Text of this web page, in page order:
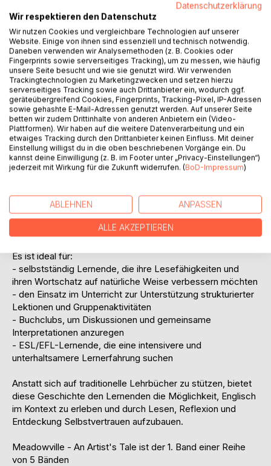
It is ideal for:
- Independent learners looking to improve their reading and
vocabulary in a natural way
- Classroom use, supporting structured lessons and group
activities
- Book clubs, encouraging discussion and shared
interpretation
- ESL / EFL students seeking a more immersive and
enjoyable learning experience
- Rather than relying on traditional textbooks, this story
offers learners the opportunity to experience English in
context, building confidence through reading, reflection,
and discovery.
Dieses Buch richtet sich an Englischlernende der Stufe
B1+, die ihre Sprachkenntnisse anhand von sinnvollen und
ansprechenden Inhalten ausbauen möchten.
Es ist ideal für:
- selbstständig Lernende, die ihre Lesefähigkeiten und
ihren Wortschatz auf natürliche Weise verbessern möchten
- den Einsatz im Unterricht zur Unterstützung strukturierter
Lektionen und Gruppenaktivitäten
- Buchclubs, um Diskussionen und gemeinsame
Interpretationen anzuregen
- ESL/EFL-Lernende, die eine intensivere und
unterhaltsamere Lernerfahrung suchen
Anstatt sich auf traditionelle Lehrbücher zu stützen, bietet
diese Geschichte den Lernenden die Möglichkeit, Englisch
im Kontext zu erleben und durch Lesen, Reflexion und
Entdeckung Selbstvertrauen aufzubauen.
Meadowville - An Artist's Tale ist der 1. Band einer Reihe
von 5 Bänden
Datenschutzerklärung
Wir respektieren den Datenschutz
Wir nutzen Cookies und vergleichbare Technologien auf unserer
Website. Einige von ihnen sind essenziell und technisch notwendig.
Daneben verwenden wir Analysemethoden (z. B. Cookies oder
Fingerprints sowie serverseitiges Tracking), um zu messen, wie häufig
unsere Seite besucht und wie sie genutzt wird. Wir verwenden
Trackingtechnologien zu Marketingzwecken und setzen hierzu
serverseitiges Tracking sowie auch Drittanbieter ein, wodurch ggf.
geräteübergreifend Cookies, Fingerprints, Tracking-Pixel, IP-Adressen
sowie gehashte E-Mail-Adressen genutzt werden. Auf unserer Seite
betten wir zudem Drittinhalte von anderen Anbietern ein (Video-
Plattformen). Wir haben auf die weitere Datenverarbeitung und ein
etwaiges Tracking durch den Drittanbieter keinen Einfluss. Mit deiner
Einstellung willigst du in die oben beschriebenen Vorgänge ein. Du
kannst deine Einwilligung (z. B. im Footer unter „Privacy-Einstellungen“)
jederzeit mit Wirkung für die Zukunft widerrufen. (BoD-Impressum)
ABLEHNEN ANPASSEN
ALLE AKZEPTIEREN